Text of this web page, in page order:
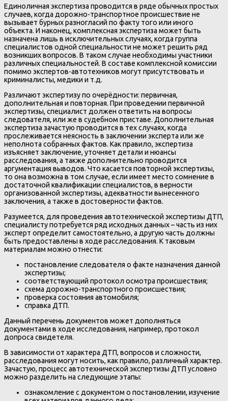
Единоличная экспертиза проводится в ряде обычных простых
случаев, когда дорожно-транспортное происшествие не
вызывает бурных разногласий по факту того или иного
объекта. И наконец, комплексная экспертиза может быть
назначена лишь в исключительных случаях, когда группа
специалистов одной специальности не может решить ряд
возникших вопросов. В таком случае необходимы участники
различных специальностей. В составе комплексной комиссии
помимо экспертов-автотехников могут присутствовать и
криминалисты, медики и т.д.
Различают экспертизу по очерёдности: первичная,
дополнительная и повторная. При проведении первичной
экспертизы, специалист должен ответить на вопросы
следователя, или же в судебном приставе. Дополнительная
экспертиза зачастую проводится в тех случаях, когда
прослеживается неясность в заключении эксперта или же
неполнота собранных фактов. Как правило, экспертиза
изъясняет заключение, уточняет детали и нюансы
расследования, а также дополнительно проводится
аргументация выводов. Что касается повторной экспертизы,
то она возможна в том случае, если имеет место сомнение в
достаточной квалификации специалистов, в верности
организованной экспертизы, адекватности вынесенного
заключения, а также в достоверности фактов.
Разумеется, для проведения автотехнической экспертизы ДТП,
специалисту потребуется ряд исходных данных – часть из них
эксперт определит самостоятельно, а другую часть должны
быть предоставлены в ходе расследования. К таковым
материалам можно отнести:
постановление следователя о факте назначения данной
экспертизы;
соответствующий протокол осмотра происшествия;
схема дорожно-транспортного происшествия;
проверка состояния автомобиля;
справка ДТП.
Данный перечень документов может дополняться
документами в ходе исследования, например, протокол
допроса свидетеля.
В зависимости от характера ДТП, вопросов и сложности,
расследования могут носить, как правило, различный характер.
Зачастую, процесс автотехнической экспертизы ДТП условно
можно разделить на следующие этапы:
ознакомление с документом о постановлении, изучение